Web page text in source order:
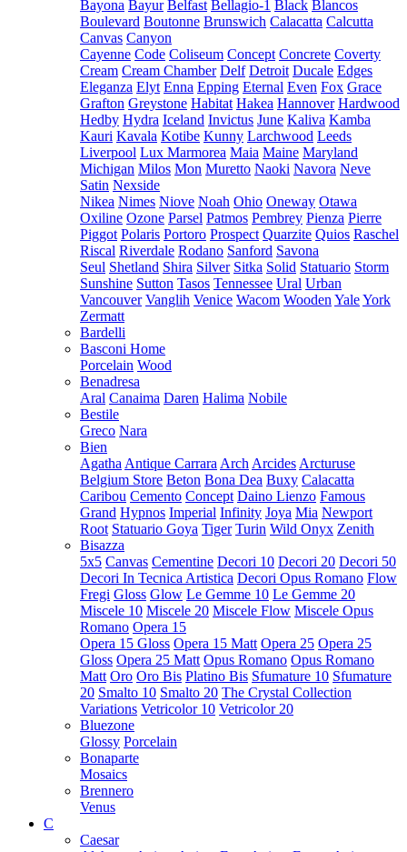
Bayona Bayur Belfast Bellagio-1 Black Blancos
Boulevard Boutonne Brunswich Calacatta Calcutta
Canvas Canyon
Cayenne Code Coliseum Concept Concrete Coverty
Cream Cream Chamber Delf Detroit Ducale Edges
Eleganza Elyt Enna Epping Eternal Even Fox Grace
Grafton Greystone Habitat Hakea Hannover Hardwood
Hedby Hydra Iceland Invictus June Kaliva Kamba
Kauri Kavala Kotibe Kunny Larchwood Leeds
Liverpool Lux Marmorea Maia Maine Maryland
Michigan Milos Mon Muretto Naoki Navora Neve
Satin Nexside
Nikea Nimes Niove Noah Ohio Oneway Otawa
Oxiline Ozone Parsel Patmos Pembrey Pienza Pierre
Piggot Polaris Portoro Prospect Quarzite Quios Raschel
Riscal Riverdale Rodano Sanford Savona
Seul Shetland Shira Silver Sitka Solid Statuario Storm
Sunshine Sutton Tasos Tennessee Ural Urban
Vancouver Vanglih Venice Wacom Wooden YaleYork
Zermatt
Bardelli
Basconi Home
Porcelain Wood
Benadresa
Aral Canaima Daren Halima Nobile
Bestile
Greco Nara
Bien
Agatha Antique Carrara Arch Arcides Arcturuse
Belgium Store Beton Bona Dea Buxy Calacatta
Caribou Cemento Concept Daino Lienzo Famous
Grand Hypnos Imperial Infinity Joya Mia Newport
Root Statuario Goya Tiger Turin Wild Onyx Zenith
Bisazza
5x5 Canvas Cementine Decori 10 Decori 20 Decori 50
Decori In Tecnica Artistica Decori Opus Romano Flow
Fregi Gloss Glow Le Gemme 10 Le Gemme 20
Miscele 10 Miscele 20 Miscele Flow Miscele Opus
Romano Opera 15
Opera 15 Gloss Opera 15 Matt Opera 25 Opera 25
Gloss Opera 25 Matt Opus Romano Opus Romano
Matt Oro Oro Bis Platino Bis Sfumature 10 Sfumature
20 Smalto 10 Smalto 20 The Crystal Collection
Variations Vetricolor 10 Vetricolor 20
Bluezone
Glossy Porcelain
Bonaparte
Mosaics
Brennero
Venus
C
Caesar